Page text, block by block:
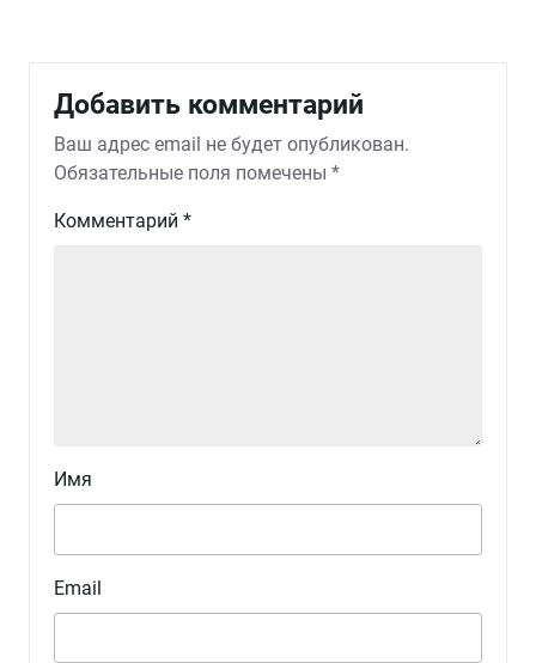
Добавить комментарий
Ваш адрес email не будет опубликован.
Обязательные поля помечены *
Комментарий *
Имя
Email